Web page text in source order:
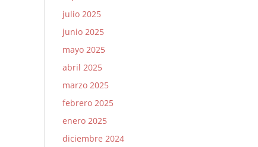
julio 2025
junio 2025
mayo 2025
abril 2025
marzo 2025
febrero 2025
enero 2025
diciembre 2024